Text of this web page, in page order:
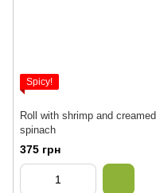
Spicy!
Roll with shrimp and creamed
spinach
375 грн